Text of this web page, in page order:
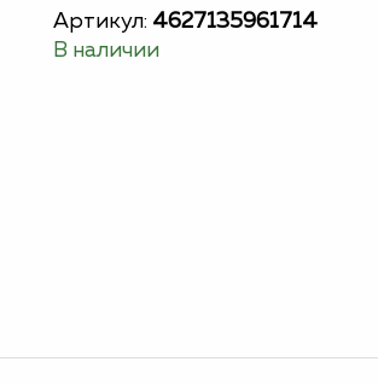
Артикул: 4627135961714
В наличии